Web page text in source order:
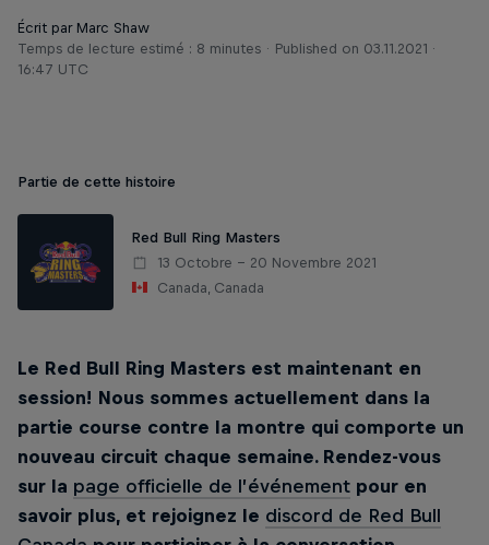
Écrit par Marc Shaw
Temps de lecture estimé : 8 minutes
Published on 03.11.2021 ·
16:47 UTC
Partie de cette histoire
Red Bull Ring Masters
13 Octobre – 20 Novembre 2021
Canada, Canada
Le Red Bull Ring Masters est maintenant en
session! Nous sommes actuellement dans la
partie course contre la montre qui comporte un
nouveau circuit chaque semaine. Rendez-vous
sur la page officielle de l’événement pour en
savoir plus, et rejoignez le discord de Red Bull